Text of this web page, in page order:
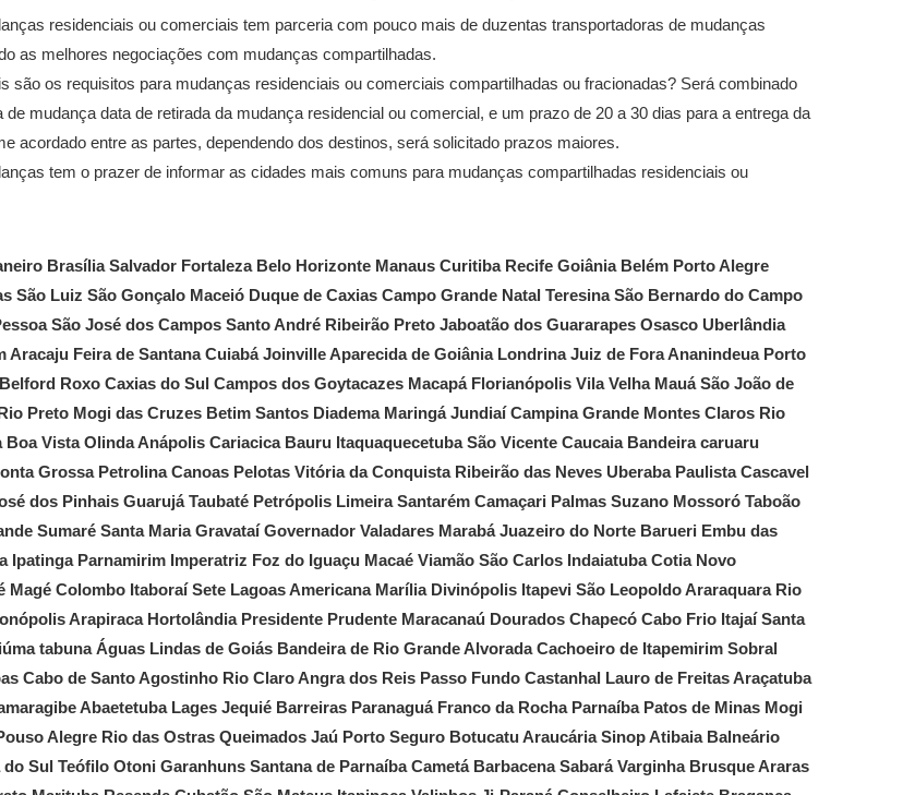
residenciais ou comerciais tem parceria com pouco mais de duzentas transportadoras de mudanças
as melhores negociações com mudanças compartilhadas.
são os requisitos para mudanças residenciais ou comerciais compartilhadas ou fracionadas? Será combinado
mudança data de retirada da mudança residencial ou comercial, e um prazo de 20 a 30 dias para a entrega da
acordado entre as partes, dependendo dos destinos, será solicitado prazos maiores.
tem o prazer de informar as cidades mais comuns para mudanças compartilhadas residenciais ou
Brasília Salvador Fortaleza Belo Horizonte Manaus Curitiba Recife Goiânia Belém Porto Alegre
São Luiz São Gonçalo Maceió Duque de Caxias Campo Grande Natal Teresina São Bernardo do Campo
São José dos Campos Santo André Ribeirão Preto Jaboatão dos Guararapes Osasco Uberlândia
Aracaju Feira de Santana Cuiabá Joinville Aparecida de Goiânia Londrina Juiz de Fora Ananindeua Porto
Roxo Caxias do Sul Campos dos Goytacazes Macapá Florianópolis Vila Velha Mauá São João de
Preto Mogi das Cruzes Betim Santos Diadema Maringá Jundiaí Campina Grande Montes Claros Rio
Vista Olinda Anápolis Cariacica Bauru Itaquaquecetuba São Vicente Caucaia Bandeira caruaru
Grossa Petrolina Canoas Pelotas Vitória da Conquista Ribeirão das Neves Uberaba Paulista Cascavel
dos Pinhais Guarujá Taubaté Petrópolis Limeira Santarém Camaçari Palmas Suzano Mossoró Taboão
Sumaré Santa Maria Gravataí Governador Valadares Marabá Juazeiro do Norte Barueri Embu das
Ipatinga Parnamirim Imperatriz Foz do Iguaçu Macaé Viamão São Carlos Indaiatuba Cotia Novo
Magé Colombo Itaboraí Sete Lagoas Americana Marília Divinópolis Itapevi São Leopoldo Araraquara Rio
Arapiraca Hortolândia Presidente Prudente Maracanaú Dourados Chapecó Cabo Frio Itajaí Santa
tabuna Águas Lindas de Goiás Bandeira de Rio Grande Alvorada Cachoeiro de Itapemirim Sobral
Cabo de Santo Agostinho Rio Claro Angra dos Reis Passo Fundo Castanhal Lauro de Freitas Araçatuba
Abaetetuba Lages Jequié Barreiras Paranaguá Franco da Rocha Parnaíba Patos de Minas Mogi
Alegre Rio das Ostras Queimados Jaú Porto Seguro Botucatu Araucária Sinop Atibaia Balneário
Sul Teófilo Otoni Garanhuns Santana de Parnaíba Cametá Barbacena Sabará Varginha Brusque Araras